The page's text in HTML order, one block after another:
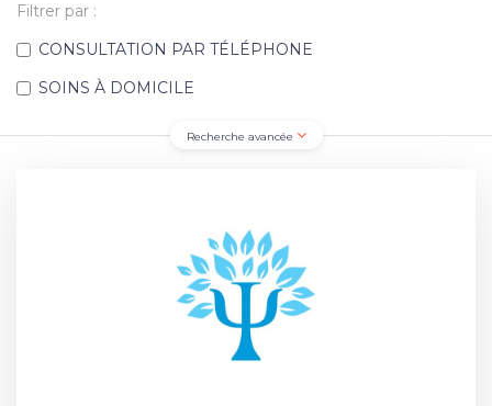
Filtrer par :
CONSULTATION PAR TÉLÉPHONE
SOINS À DOMICILE
Recherche avancée